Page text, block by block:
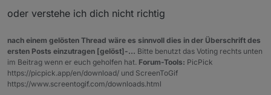
das am besten umsetzen könnte?
oder verstehe ich dich nicht richtig
nach einem gelösten Thread wäre es sinnvoll dies in der Überschrift des
ersten Posts einzutragen [gelöst]-... Bitte benutzt das Voting rechts unten
im Beitrag wenn er euch geholfen hat. Forum-Tools: PicPick
https://picpick.app/en/download/ und ScreenToGif
https://www.screentogif.com/downloads.html